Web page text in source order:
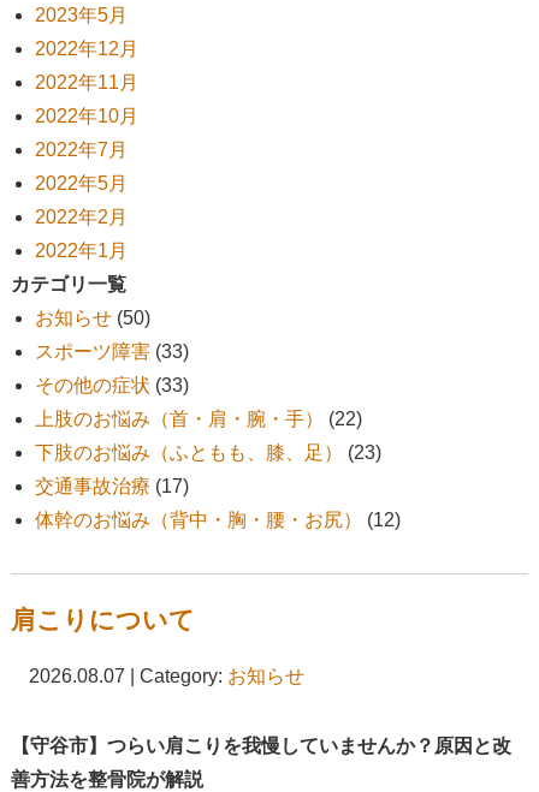
2023年5月
2022年12月
2022年11月
2022年10月
2022年7月
2022年5月
2022年2月
2022年1月
カテゴリ一覧
お知らせ(50)
スポーツ障害(33)
その他の症状 (33)
上肢のお悩み（首・肩・腕・手）
(22)
下肢のお悩み（ふともも、膝、足）
(23)
交通事故治療 (17)
体幹のお悩み（背中・胸・腰・お尻）
(12)
肩こりについて
2026.08.07 | Category: お知らせ
【守谷市】つらい肩こりを我慢していませんか？原因と改
善方法を整骨院が解説